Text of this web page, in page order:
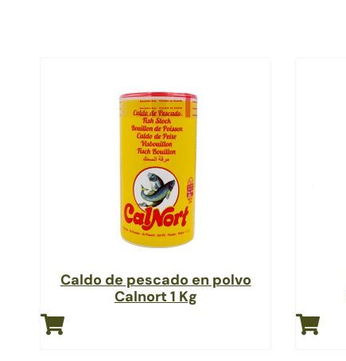
Caldo de pescado en polvo
Calnort 1 Kg